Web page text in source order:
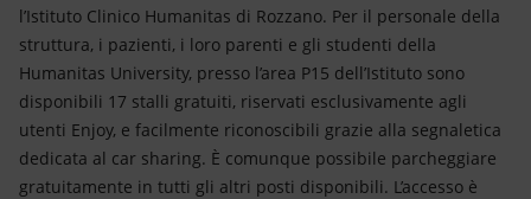
l’Istituto Clinico Humanitas di Rozzano. Per il personale della
struttura, i pazienti, i loro parenti e gli studenti della
Humanitas University, presso l’area P15 dell’Istituto sono
disponibili 17 stalli gratuiti, riservati esclusivamente agli
utenti Enjoy, e facilmente riconoscibili grazie alla segnaletica
dedicata al car sharing. È comunque possibile parcheggiare
gratuitamente in tutti gli altri posti disponibili. L’accesso è